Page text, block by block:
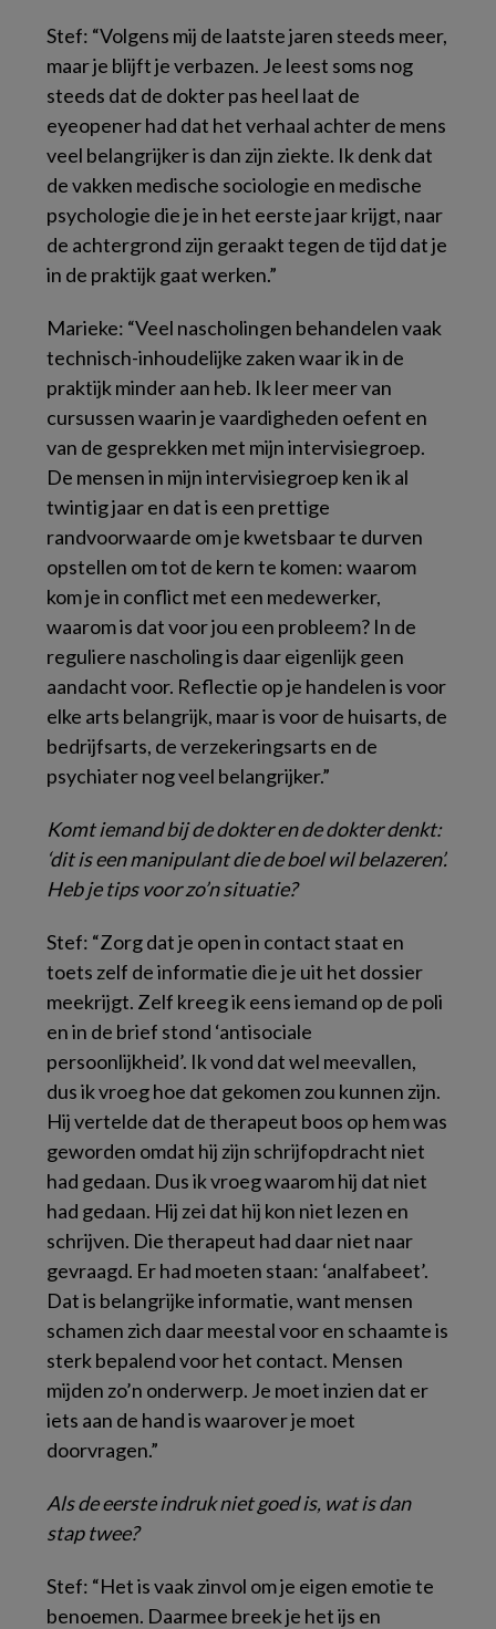
Stef: “Volgens mij de laatste jaren steeds meer,
maar je blijft je verbazen. Je leest soms nog
steeds dat de dokter pas heel laat de
eyeopenerhad dat het verhaal achter de mens
veel belangrijker is dan zijn ziekte. Ik denk dat
de vakken medische sociologie en medische
psychologie die je in het eerste jaar krijgt, naar
de achtergrond zijn geraakt tegen de tijd dat je
in de praktijk gaat werken.”
Marieke: “Veel nascholingen behandelen vaak
technisch-inhoudelijke zaken waar ik in de
praktijk minder aan heb. Ik leer meer van
cursussen waarin je vaardigheden oefent en
van de gesprekken met mijn intervisiegroep.
De mensen in mijn intervisiegroep ken ik al
twintig jaar en dat is een prettige
randvoorwaarde om je kwetsbaar te durven
opstellen om tot de kern te komen: waarom
kom je in conflict met een medewerker,
waarom is dat voor jou een probleem? In de
reguliere nascholing is daar eigenlijk geen
aandacht voor. Reflectie op je handelen is voor
elke arts belangrijk, maar is voor de huisarts, de
bedrijfsarts, de verzekeringsarts en de
psychiater nog veel belangrijker.”
Komt iemand bij de dokter en de dokter denkt:
‘dit is een manipulant die de boel wil belazeren’.
Heb je tips voor zo’n situatie?
Stef: “Zorg dat je open in contact staat en
toets zelf de informatie die je uit het dossier
meekrijgt. Zelf kreeg ik eens iemand op de poli
en in de brief stond ‘antisociale
persoonlijkheid’. Ik vond dat wel meevallen,
dus ik vroeg hoe dat gekomen zou kunnen zijn.
Hij vertelde dat de therapeut boos op hem was
geworden omdat hij zijn schrijfopdracht niet
had gedaan. Dus ik vroeg waarom hij dat niet
had gedaan. Hij zei dat hij kon niet lezen en
schrijven. Die therapeut had daar niet naar
gevraagd. Er had moeten staan: ‘analfabeet’.
Dat is belangrijke informatie, want mensen
schamen zich daar meestal voor en schaamte is
sterk bepalend voor het contact. Mensen
mijden zo’n onderwerp. Je moet inzien dat er
iets aan de hand is waarover je moet
doorvragen.”
Als de eerste indruk niet goed is, wat is dan
stap twee?
Stef: “Het is vaak zinvol om je eigen emotie te
benoemen. Daarmee breek je het ijs en